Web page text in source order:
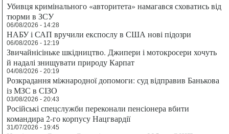
Убивця кримінального «авторитета» намагався сховатись від
тюрми в ЗСУ
06/08/2026 - 14:28
НАБУ і САП вручили експослу в США нові підозри
06/08/2026 - 12:19
Звичайнісіньке шкідництво. Джипери і мотокросери хочуть
й надалі знищувати природу Карпат
04/08/2026 - 20:19
Розкрадання міжнародної допомоги: суд відправив Банькова
із МЗС в СІЗО
03/08/2026 - 20:43
Російські спецслужби переконали пенсіонера вбити
командира 2-го корпусу Нацгвардії
31/07/2026 - 19:45